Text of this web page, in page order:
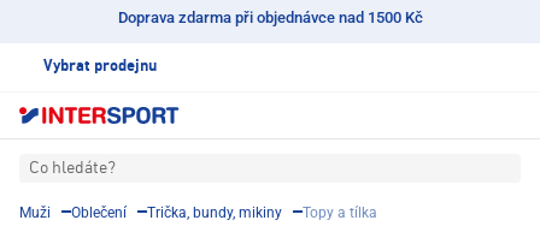
Doprava zdarma při objednávce nad 1500 Kč
Vybrat prodejnu
Co hledáte?
Muži Oblečení Trička, bundy, mikiny Topy a tílka